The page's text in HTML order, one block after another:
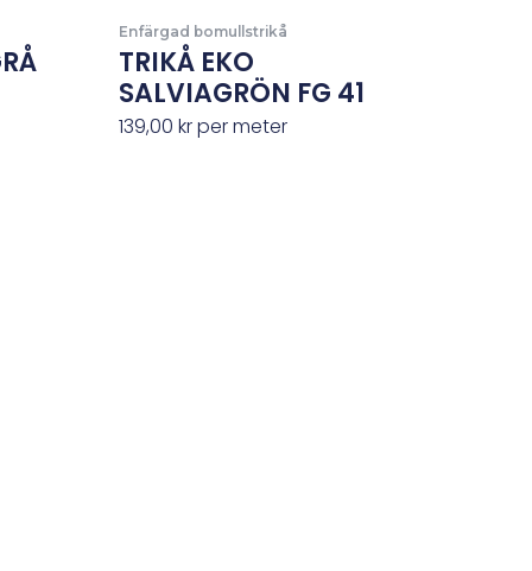
Enfärgad bomullstrikå
TRIKÅ EKO
SALVIAGRÖN FG 41
139,00krper meter